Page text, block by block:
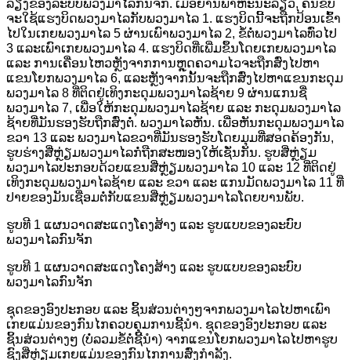
ລຽງຂອງລະບົບພວງມາໄລກົນຈັກ. ເມື່ອຍານພາຫະນະລ້ຽວ, ຄົນຂັບ
ຈະໃຊ້ແຮງບິດພວງມາໄລກັບພວງມາໄລ 1. ແຮງບິດນີ້ຈະຖືກປ້ອນເຂົ້າ
ໄປໃນເກຍພວງມາໄລ 5 ຜ່ານເພົາພວງມາໄລ 2, ຂໍ້ຕໍ່ພວງມາໄລທົ່ວໄປ
3 ແລະເພົາເກຍພວງມາໄລ 4. ແຮງບິດທີ່ເພີ່ມຂຶ້ນໂດຍເກຍພວງມາໄລ
ແລະ ການເຄື່ອນໄຫວຫຼັງຈາກການຫຼຸດຄວາມໄວຈະຖືກສົ່ງໄປຫາ
ແຂນໂຍກພວງມາໄລ 6, ແລະຫຼັງຈາກນັ້ນຈະຖືກສົ່ງໄປຫາແຂນກະດຸມ
ພວງມາໄລ 8 ທີ່ຕິດຢູ່ເທິງກະດຸມພວງມາໄລຊ້າຍ 9 ຜ່ານແກນຊື່
ພວງມາໄລ 7, ເພື່ອໃຫ້ກະດຸມພວງມາໄລຊ້າຍ ແລະ ກະດຸມພວງມາໄລ
ຊ້າຍທີ່ມັນຮອງຮັບຖືກສົ່ງຕໍ່. ພວງມາໄລຫັນ. ເພື່ອຫັນກະດຸມພວງມາໄລ
ຂວາ 13 ແລະ ພວງມາໄລຂວາທີ່ມັນຮອງຮັບໂດຍມຸມທີ່ສອດຄ້ອງກັນ,
ຮູບຮ່າງສີ່ຫຼ່ຽມພວງມາໄລກໍ່ຖືກສະໜອງໃຫ້ເຊັ່ນກັນ. ຮູບສີ່ຫຼ່ຽມ
ພວງມາໄລປະກອບດ້ວຍແຂນສີ່ຫຼ່ຽມພວງມາໄລ 10 ແລະ 12 ທີ່ຕິດຢູ່
ເທິງກະດຸມພວງມາໄລຊ້າຍ ແລະ ຂວາ ແລະ ແກນມັດພວງມາໄລ 11 ທີ່
ປາຍຂອງມັນເຊື່ອມຕໍ່ກັບແຂນສີ່ຫຼ່ຽມພວງມາໄລໂດຍບານພັບ.
ຮູບທີ 1 ແຜນວາດສະແດງໂຄງສ້າງ ແລະ ຮູບແບບຂອງລະບົບ
ພວງມາໄລກົນຈັກ
ຮູບທີ 1 ແຜນວາດສະແດງໂຄງສ້າງ ແລະ ຮູບແບບຂອງລະບົບ
ພວງມາໄລກົນຈັກ
ຊຸດຂອງອົງປະກອບ ແລະ ຊິ້ນສ່ວນຕ່າງໆຈາກພວງມາໄລໄປຫາເພົາ
ເກຍແມ່ນຂອງກົນໄກຄວບຄຸມການຊີ້ນຳ. ຊຸດຂອງອົງປະກອບ ແລະ
ຊິ້ນສ່ວນຕ່າງໆ (ບໍ່ລວມຂໍ້ຕໍ່ຊີ້ນຳ) ຈາກແຂນໂຍກພວງມາໄລໄປຫາຮູບ
ຊົງສີ່ຫຼ່ຽມເກຍແມ່ນຂອງກົນໄກການສົ່ງກຳລັງ.